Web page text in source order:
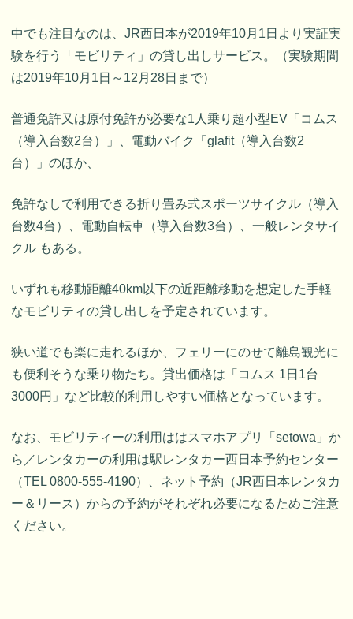
中でも注目なのは、JR西日本が2019年10月1日より実証実
験を行う「モビリティ」の貸し出しサービス。（実験期間
は2019年10月1日～12月28日まで）
普通免許又は原付免許が必要な1人乗り超小型EV「コムス
（導入台数2台）」、電動バイク「glafit（導入台数2
台）」のほか、
免許なしで利用できる折り畳み式スポーツサイクル（導入
台数4台）、電動自転車（導入台数3台）、一般レンタサイ
クル もある。
いずれも移動距離40km以下の近距離移動を想定した手軽
なモビリティの貸し出しを予定されています。
狭い道でも楽に走れるほか、フェリーにのせて離島観光に
も便利そうな乗り物たち。貸出価格は「コムス 1日1台
3000円」など比較的利用しやすい価格となっています。
なお、モビリティーの利用ははスマホアプリ「setowa」か
ら／レンタカーの利用は駅レンタカー西日本予約センター
（TEL 0800-555-4190）、ネット予約（JR西日本レンタカ
ー＆リース）からの予約がそれぞれ必要になるためご注意
ください。